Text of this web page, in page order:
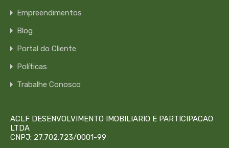
Empreendimentos
Blog
Portal do Cliente
Políticas
Trabalhe Conosco
ACLF DESENVOLVIMENTO IMOBILIARIO E PARTICIPACAO
LTDA
CNPJ: 27.702.723/0001-99